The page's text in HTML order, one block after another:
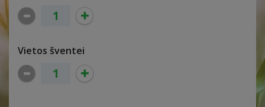
Vietos šventei